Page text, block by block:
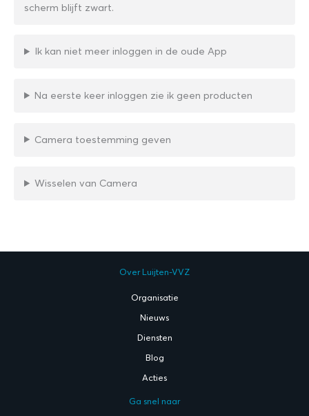
scherm blijft zwart.
Ik kan niet meer inloggen in de oude App
Na eerste keer inloggen zie ik geen producten
Camera toestemming geven
Wisselen van Camera
Over Luijten-VVZ
Organisatie
Nieuws
Diensten
Blog
Acties
Ga snel naar